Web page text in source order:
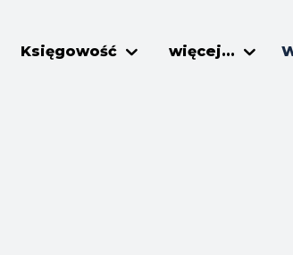
Księgowość więcej...